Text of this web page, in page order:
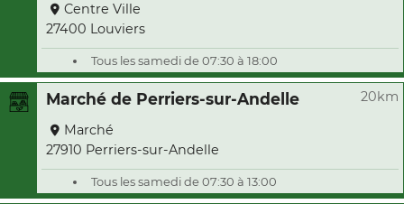
Centre Ville
27400 Louviers
Tous les samedi de 07:30 à 18:00
Marché de Perriers-sur-Andelle 20km
Marché
27910 Perriers-sur-Andelle
Tous les samedi de 07:30 à 13:00